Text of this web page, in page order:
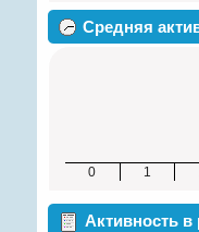
Средняя
0 1
Активность